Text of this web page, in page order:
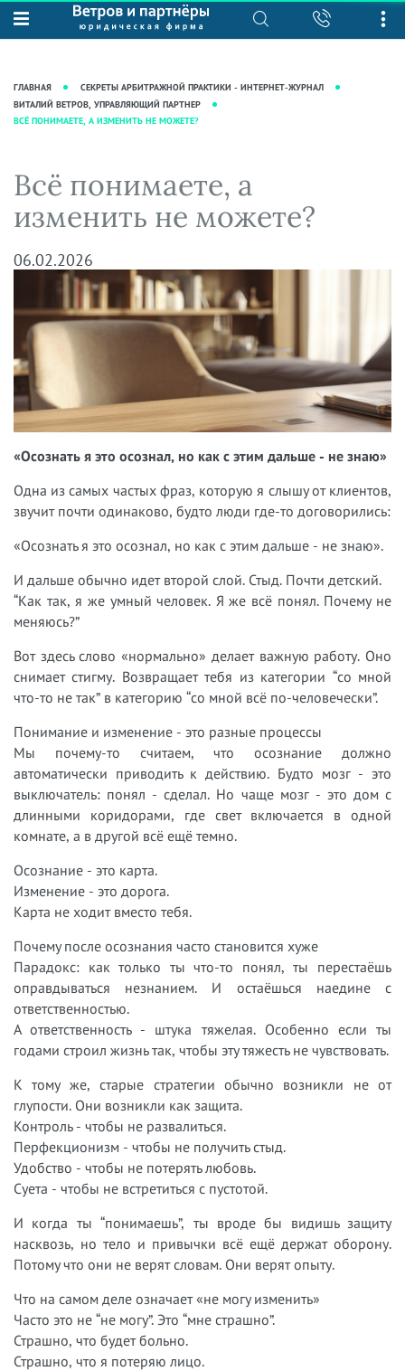
О нас
Рекомендации
фирмы
Кейсы
Юридические услуги
Интеллектуальная собственность
Сопровождение бизнеса
Ведение уголовных дел
Защита активов
Ведение дел о банкротстве
База знаний
Журнал "Секреты арбитражной
практики"
Статьи
Аудиоподкасты
Видеоподкасты
Вопросы-ответы
Вебинары и семинары
Прямые эфиры
ГЛАВНАЯ
СЕКРЕТЫ АРБИТРАЖНОЙ ПРАКТИКИ - ИНТЕРНЕТ-ЖУРНАЛ
ВИТАЛИЙ ВЕТРОВ, УПРАВЛЯЮЩИЙ ПАРТНЕР
ВСЁ ПОНИМАЕТЕ, А ИЗМЕНИТЬ НЕ МОЖЕТЕ?
Всё понимаете, а
изменить не можете?
06.02.2026
«Осознать я это осознал, но как с этим дальше - не знаю»
Одна из самых частых фраз, которую я слышу от клиентов,
звучит почти одинаково, будто люди где-то договорились:
«Осознать я это осознал, но как с этим дальше - не знаю».
И дальше обычно идет второй слой. Стыд. Почти детский.
“Как так, я же умный человек. Я же всё понял. Почему не
меняюсь?”
Вот здесь слово «нормально» делает важную работу. Оно
снимает стигму. Возвращает тебя из категории “со мной
что-то не так” в категорию “со мной всё по-человечески”.
Понимание и изменение - это разные процессы
Мы почему-то считаем, что осознание должно
автоматически приводить к действию. Будто мозг - это
выключатель: понял - сделал. Но чаще мозг - это дом с
длинными коридорами, где свет включается в одной
комнате, а в другой всё ещё темно.
Осознание - это карта.
Изменение - это дорога.
Карта не ходит вместо тебя.
Почему после осознания часто становится хуже
Парадокс: как только ты что-то понял, ты перестаёшь
оправдываться незнанием. И остаёшься наедине с
ответственностью.
А ответственность - штука тяжелая. Особенно если ты
годами строил жизнь так, чтобы эту тяжесть не чувствовать.
К тому же, старые стратегии обычно возникли не от
глупости. Они возникли как защита.
Контроль - чтобы не развалиться.
Перфекционизм - чтобы не получить стыд.
Удобство - чтобы не потерять любовь.
Суета - чтобы не встретиться с пустотой.
И когда ты “понимаешь”, ты вроде бы видишь защиту
насквозь, но тело и привычки всё ещё держат оборону.
Потому что они не верят словам. Они верят опыту.
Что на самом деле означает «не могу изменить»
Часто это не “не могу”. Это “мне страшно”.
Страшно, что будет больно.
Страшно, что я потеряю лицо.